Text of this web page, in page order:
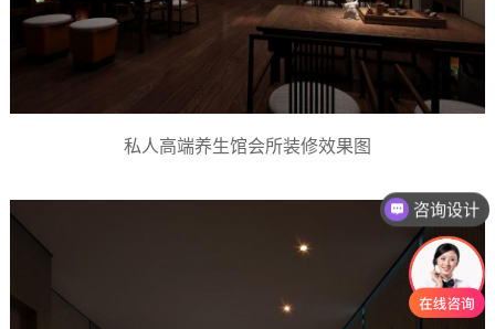
私人高端养生馆会所装修效果图
咨询报价